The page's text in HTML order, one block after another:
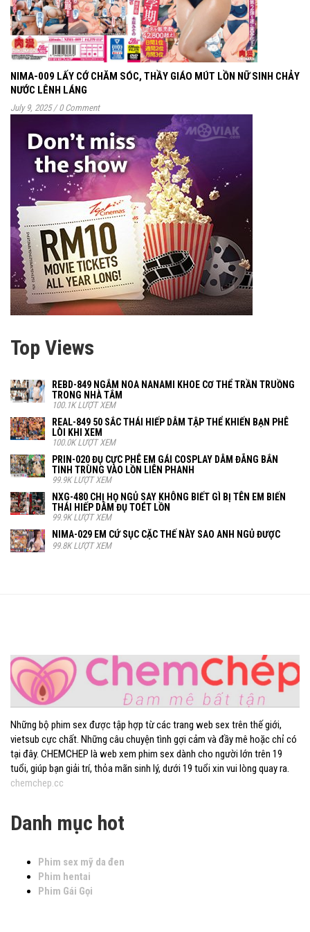
NIMA-009 LẤY CỚ CHĂM SÓC, THẦY GIÁO MÚT LỒN NỮ SINH CHẢY
NƯỚC LÊNH LÁNG
July 9, 2025 / 0 Comment
Top Views
REBD-849 NGẮM NOA NANAMI KHOE CƠ THỂ TRẦN TRUỒNG
TRONG NHÀ TẮM
100.1K LƯỢT XEM
REAL-849 50 SẮC THÁI HIẾP DÂM TẬP THỂ KHIẾN BẠN PHÊ
LÒI KHI XEM
100.0K LƯỢT XEM
PRIN-020 ĐỤ CỰC PHÊ EM GÁI COSPLAY DÂM ĐÃNG BẮN
TINH TRÙNG VÀO LỒN LIÊN PHANH
99.9K LƯỢT XEM
NXG-480 CHỊ HỌ NGỦ SAY KHÔNG BIẾT GÌ BỊ TÊN EM BIẾN
THÁI HIẾP DÂM ĐỤ TOÉT LỒN
99.9K LƯỢT XEM
NIMA-029 EM CỨ SỤC CẶC THẾ NÀY SAO ANH NGỦ ĐƯỢC
99.8K LƯỢT XEM
Những bộ phim sex được tập hợp từ các trang web sex trên thế giới,
vietsub cực chất. Những câu chuyện tình gợi cảm và đầy mê hoặc chỉ có
tại đây. CHEMCHEP là web xem phim sex dành cho người lớn trên 19
tuổi, giúp bạn giải trí, thỏa mãn sinh lý, dưới 19 tuổi xin vui lòng quay ra.
chemchep.cc
Danh mục hot
Phim sex mỹ da đen
Phim hentai
Phim Gái Gọi